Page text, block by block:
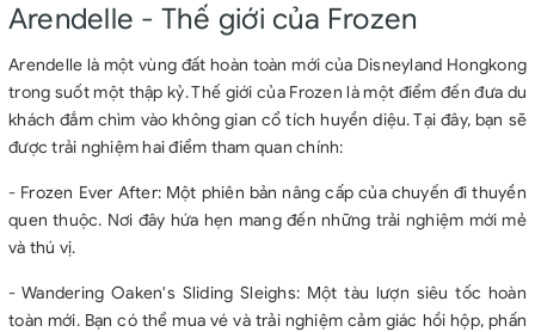
Arendelle - Thế giới của Frozen
Arendelle là một vùng đất hoàn toàn mới của Disneyland Hongkong
trong suốt một thập kỷ. Thế giới của Frozen là một điểm đến đưa du
khách đắm chìm vào không gian cổ tích huyền diệu. Tại đây, bạn sẽ
được trải nghiệm hai điểm tham quan chính:
- Frozen Ever After: Một phiên bản nâng cấp của chuyến đi thuyền
quen thuộc. Nơi đây hứa hẹn mang đến những trải nghiệm mới mẻ
và thú vị.
- Wandering Oaken's Sliding Sleighs: Một tàu lượn siêu tốc hoàn
toàn mới. Bạn có thể mua vé và trải nghiệm cảm giác hồi hộp, phấn